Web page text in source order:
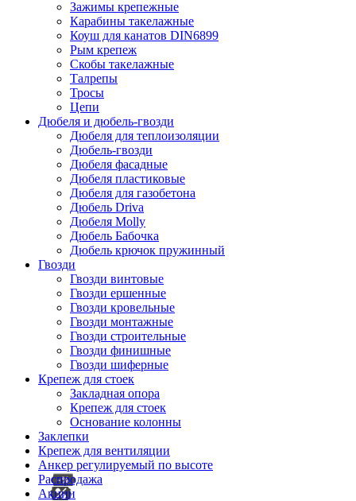
Зажимы крепежные
Карабины такелажные
Коуш для канатов DIN6899
Рым крепеж
Скобы такелажные
Талрепы
Тросы
Цепи
Дюбеля и дюбель-гвозди
Дюбеля для теплоизоляции
Дюбель-гвозди
Дюбеля фасадные
Дюбеля пластиковые
Дюбеля для газобетона
Дюбель Driva
Дюбеля Molly
Дюбель Бабочка
Дюбель крючок пружинный
Гвозди
Гвозди винтовые
Гвозди ершенные
Гвозди кровельные
Гвозди монтажные
Гвозди строительные
Гвозди финишные
Гвозди шиферные
Крепеж для стоек
Закладная опора
Крепеж для стоек
Основание колонны
Заклепки
Крепеж для вентиляции
Анкер регулируемый по высоте
Распродажа
Акции